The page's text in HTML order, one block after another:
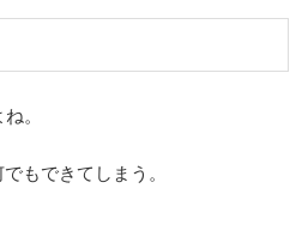
。
もできてしまう。